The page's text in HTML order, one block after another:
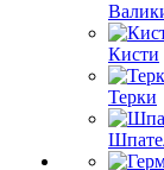
Кисти
Терки